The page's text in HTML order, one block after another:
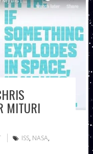
MITURI
ISS, NASA,